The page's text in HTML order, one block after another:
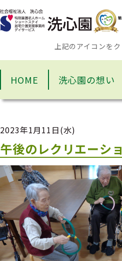
上記のアイコンを
HOME 洗心園の想い
2023年1月11日(水)
午後のレクリエーシ